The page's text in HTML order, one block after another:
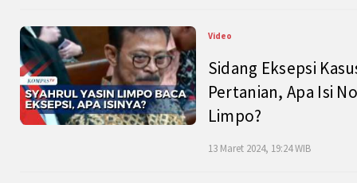
Video
Sidang Eksepsi
Pertanian, Apa Isi
Limpo?
13 Maret 2024, 19:24 WIB